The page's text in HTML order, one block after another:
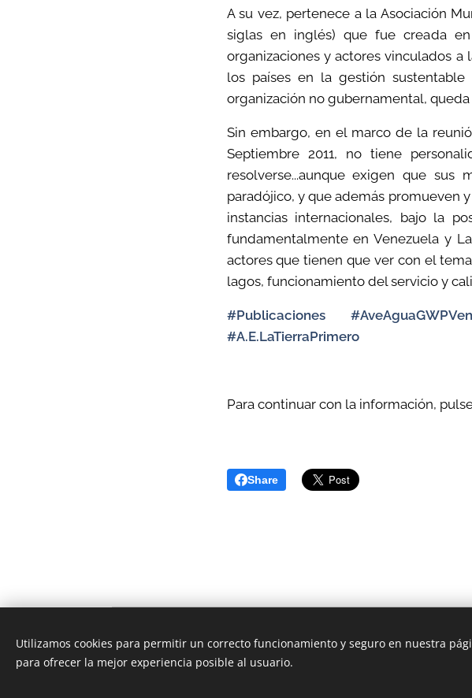
A su vez, pertenece a la Asociación
siglas en inglés) que fue creada
organizaciones y actores vinculados
los países en la gestión
organización no gubernamental, queda
Sin embargo, en el marco de la
Septiembre 2011, no tiene
resolverse...aunque exigen que
paradójico, y que además promueven
instancias internacionales, bajo la
fundamentalmente en Venezuela y
actores que tienen que ver con el
lagos, funcionamiento del servicio y
#Publicaciones
#A.E.LaTierraPrimero
Para continuar con la información,
Share
© 2009
Utilizamos cookies para permitir un correcto funcionamiento y seguro en nuestra
para ofrecer la mejor experiencia posible al usuario.